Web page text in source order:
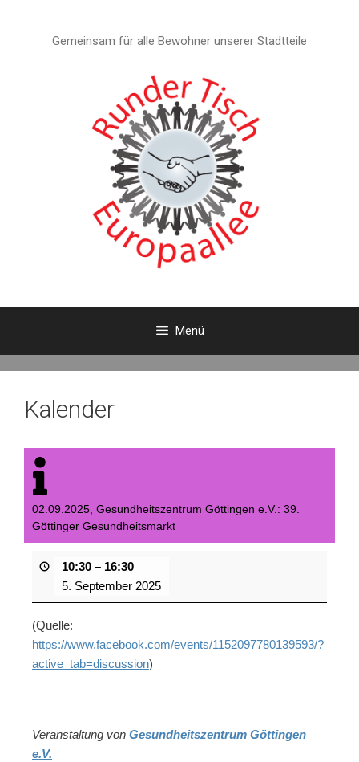
Gemeinsam für alle Bewohner unserer Stadtteile
Menü
Kalender
02.09.2025, Gesundheitszentrum Göttingen e.V.: 39.
Göttinger Gesundheitsmarkt
10:30 – 16:30
5. September 2025
(Quelle:
https://www.facebook.com/events/1152097780139593/?
active_tab=discussion)
Veranstaltung von Gesundheitszentrum Göttingen
e.V.